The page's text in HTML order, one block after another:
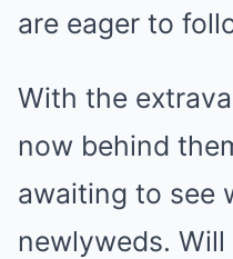
are eager to
With the
now behind
awaiting to see
newlyweds.